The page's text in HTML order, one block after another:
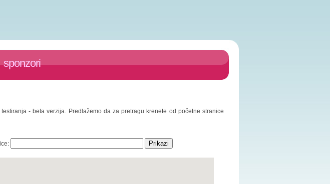
sponzori
- beta verzija. Predlažemo da za pretragu krenete od početne stranice